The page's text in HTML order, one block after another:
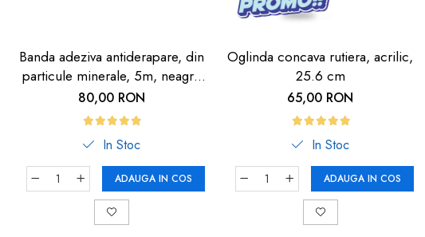
Banda adeziva antiderapare, din
particule minerale, 5m, neagra
cu dunga fosforescenta
80,00 RON
In Stoc
ADAUGA IN COS
Oglinda concava rutiera, acrilic,
25.6 cm
65,00 RON
In Stoc
ADAUGA IN COS